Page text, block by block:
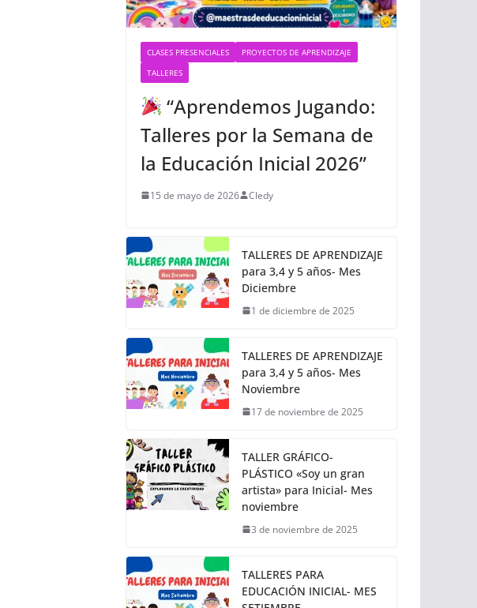
CLASES PRESENCIALES
PROYECTOS DE APRENDIZAJE
TALLERES
“Aprendemos Jugando:
Talleres por la Semana de
la Educación Inicial 2026”
15 de mayo de 2026 Cledy
TALLERES DE APRENDIZAJE
para 3,4 y 5 años- Mes
Diciembre
1 de diciembre de 2025
TALLERES DE APRENDIZAJE
para 3,4 y 5 años- Mes
Noviembre
17 de noviembre de 2025
TALLER GRÁFICO-
PLÁSTICO «Soy un gran
artista» para Inicial- Mes
noviembre
3 de noviembre de 2025
TALLERES PARA
EDUCACIÓN INICIAL- MES